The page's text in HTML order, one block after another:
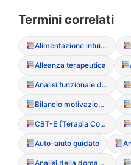
Termini correlati
Alimentazione intuitiva (Intuitive Eating)
Alleanza terapeutica
Analisi funzionale del sintomo
Bilancio motivazionale
CBT-E (Terapia Cognitivo Comportamentale Migliorata)
Auto-aiuto guidato
Analisi della domanda